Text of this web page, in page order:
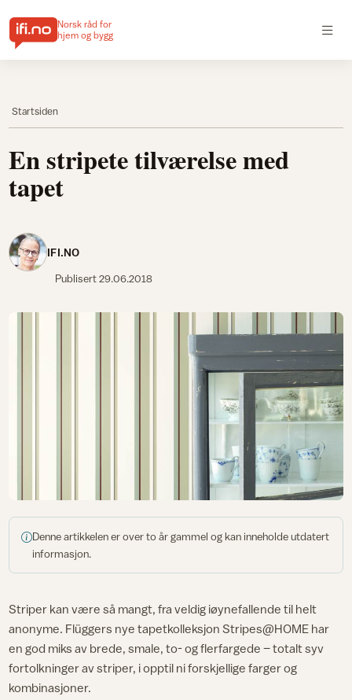
Norsk råd for
hjem og bygg
Startsiden
En stripete tilværelse med
tapet
IFI.NO
Publisert29.06.2018
Denne artikkelen er over to år gammel og kan inneholde utdatert
informasjon.
Striper kan være så mangt, fra veldig iøynefallende til helt
anonyme. Flüggers nye tapetkolleksjon Stripes@HOME har
en god miks av brede, smale, to- og flerfargede – totalt syv
fortolkninger av striper, i opptil ni forskjellige farger og
kombinasjoner.